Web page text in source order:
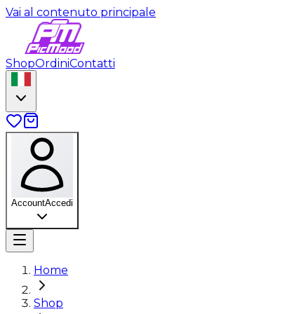
Vai al contenuto principale
ShopOrdiniContatti
AccountAccedi
Home
Shop